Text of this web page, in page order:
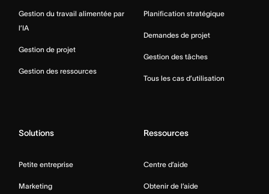
Gestion du travail alimentée par
l’IA
Gestion de projet
Gestion des ressources
Planification stratégique
Demandes de projet
Gestion des tâches
Tous les cas d’utilisation
Solutions
Petite entreprise
Marketing
Ressources
Centre d’aide
Obtenir de l’aide